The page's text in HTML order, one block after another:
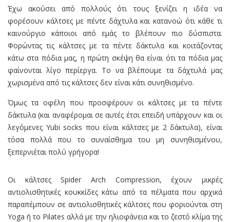
Έχω ακούσει από πολλούς ότι τους ξενίζει η ιδέα να
φορέσουν κάλτσες με πέντε δάχτυλα και κατανοώ ότι κάθε τι
καινούργιο κάποιοι από εμάς το βλέπουν πιο δύσπιστα.
Φορώντας τις κάλτσες με τα πέντε δάκτυλα και κοιτάζοντας
κάτω στα πόδια μας, η πρώτη σκέψη θα είναι ότι τα πόδια μας
φαίνονται λίγο περίεργα. Το να βλέπουμε τα δάχτυλά μας
χωρισμένα από τις κάλτσες δεν είναι κάτι συνηθισμένο.
Όμως τα οφέλη που προσφέρουν οι κάλτσες με τα πέντε
δάκτυλα (και αναφέρομαι σε αυτές έτσι επειδή υπάρχουν και οι
λεγόμενες Yubi socks που είναι κάλτσες με 2 δάκτυλα), είναι
τόσα πολλά που το συναίσθημα του μη συνηθισμένου,
ξεπερνιέται πολύ γρήγορα!
Οι κάλτσες Spider Arch Compression, έχουν μικρές
αντιολισθητικές κουκκίδες κάτω από τα πέλματα που αρχικά
παραπέμπουν σε αντιολισθητικές κάλτσες που φοριούνται στη
Yoga ή το Pilates αλλά με την ηλιοφάνεια και το ζεστό κλίμα της